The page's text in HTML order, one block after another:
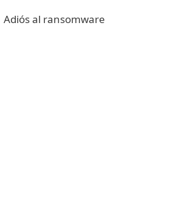
Adiós al ransomware